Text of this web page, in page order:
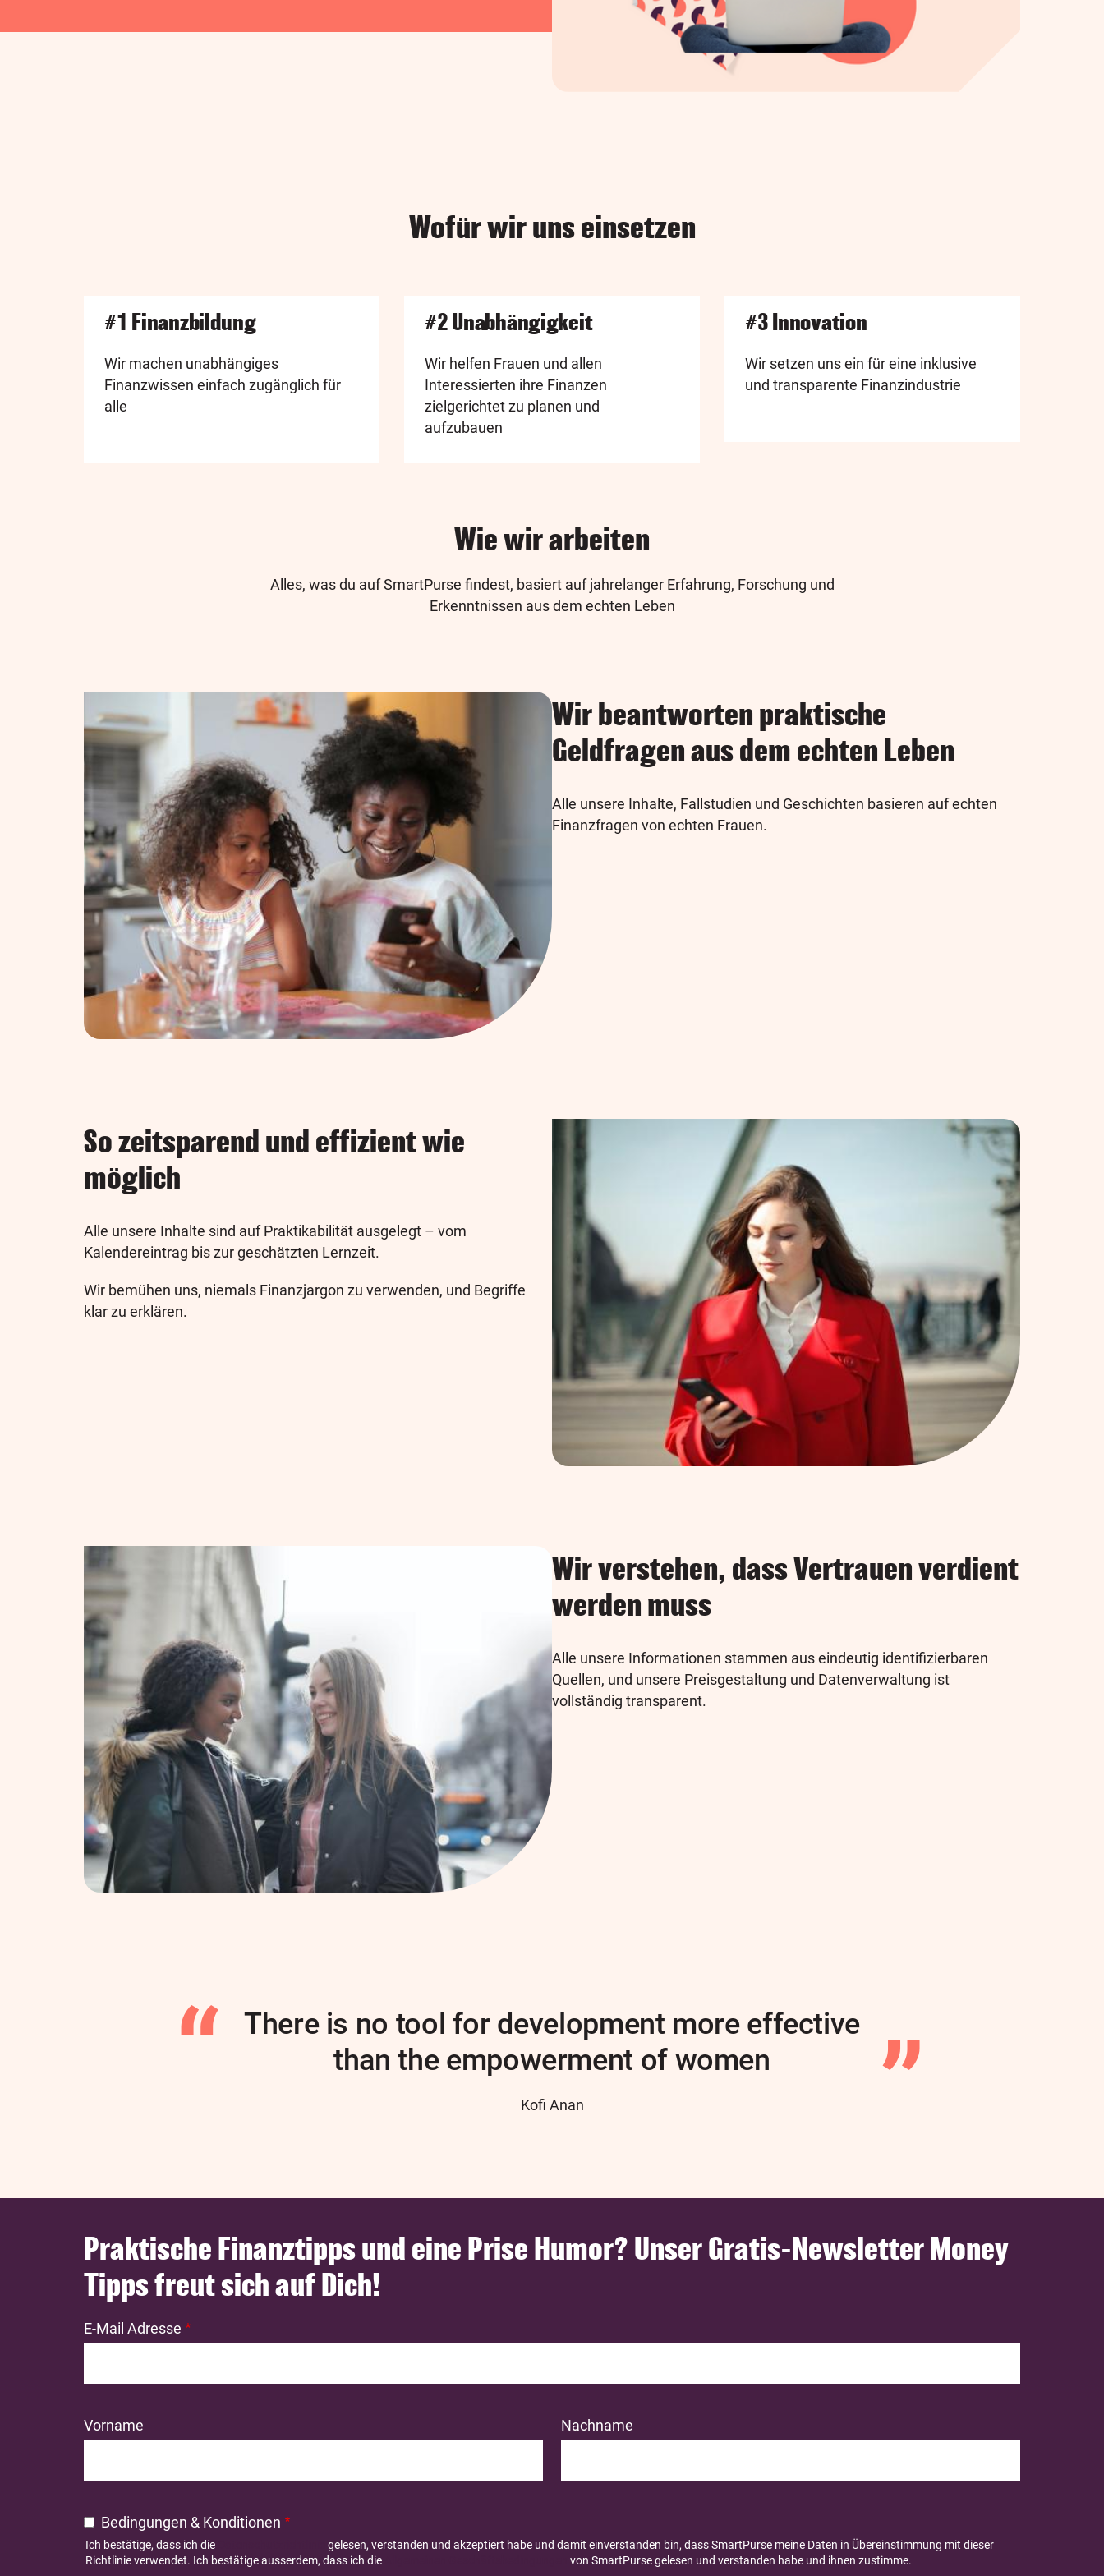
Wofür wir uns einsetzen
#1 Finanzbildung
Wir machen unabhängiges
Finanzwissen einfach zugänglich für
alle
#2 Unabhängigkeit
Wir helfen Frauen und allen
Interessierten ihre Finanzen
zielgerichtet zu planen und
aufzubauen
#3 Innovation
Wir setzen uns ein für eine inklusive
und transparente Finanzindustrie
Wie wir arbeiten
Alles, was du auf SmartPurse findest, basiert auf jahrelanger Erfahrung, Forschung und
Erkenntnissen aus dem echten Leben
Wir beantworten praktische
Geldfragen aus dem echten Leben
Alle unsere Inhalte, Fallstudien und Geschichten basieren auf echten
Finanzfragen von echten Frauen.
So zeitsparend und effizient wie
möglich
Alle unsere Inhalte sind auf Praktikabilität ausgelegt – vom
Kalendereintrag bis zur geschätzten Lernzeit.
Wir bemühen uns, niemals Finanzjargon zu verwenden, und Begriffe
klar zu erklären.
Wir verstehen, dass Vertrauen verdient
werden muss
Alle unsere Informationen stammen aus eindeutig identifizierbaren
Quellen, und unsere Preisgestaltung und Datenverwaltung ist
vollständig transparent.
There is no tool for development more effective
than the empowerment of women
Kofi Anan
Praktische Finanztipps und eine Prise Humor? Unser Gratis-Newsletter Money
Tipps freut sich auf Dich!
E-Mail Adresse
Vorname Nachname
Bedingungen & Konditionen
Ich bestätige, dass ich die
gelesen, verstanden und akzeptiert habe und damit einverstanden bin, dass SmartPurse meine Daten in Übereinstimmung mit dieser
Richtlinie verwendet. Ich bestätige ausserdem, dass ich die
von SmartPurse gelesen und verstanden habe und ihnen zustimme.